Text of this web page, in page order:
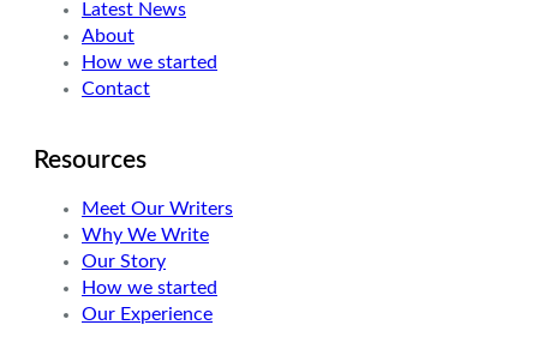
r
I
r
m
Latest News
About
How we started
Contact
Resources
Meet Our Writers
Why We Write
Our Story
How we started
Our Experience